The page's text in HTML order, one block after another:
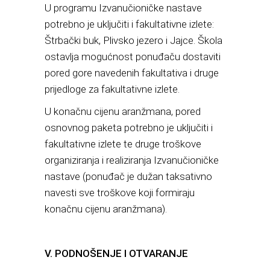
U programu Izvanučioničke nastave
potrebno je uključiti i fakultativne izlete:
Štrbački buk, Plivsko jezero i Jajce. Škola
ostavlja mogućnost ponuđaču dostaviti
pored gore navedenih fakultativa i druge
prijedloge za fakultativne izlete.
U konačnu cijenu aranžmana, pored
osnovnog paketa potrebno je uključiti i
fakultativne izlete te druge troškove
organiziranja i realiziranja Izvanučioničke
nastave (ponuđač je dužan taksativno
navesti sve troškove koji formiraju
konačnu cijenu aranžmana).
V. PODNOŠENJE I OTVARANJE